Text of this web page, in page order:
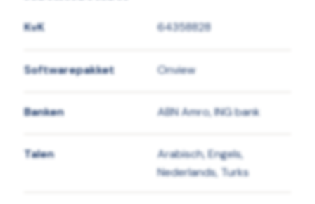
KvK 64358828
Softwarepakket Onview
Banken ABN Amro, ING bank
Talen
Arabisch, Engels,
Nederlands, Turks